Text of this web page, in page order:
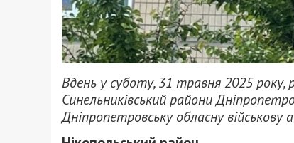
Вдень у суботу, 31 травня 2025 року,
Синельниківський райони
Дніпропетровську обласну військову